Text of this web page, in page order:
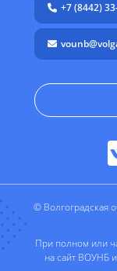
+7 (8442)
© Волгоградская
При полном или
на сайт ВОУНБ